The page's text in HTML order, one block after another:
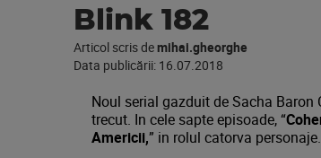
Blink 182
Articol scris demihai.gheorghe
Data publicării: 16.07.2018
Noul serial gazduit de Sacha Baron
trecut. In cele sapte episoade, “
Americii,” in rolul catorva personaje.